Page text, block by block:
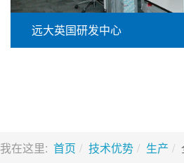
远大英国研发中心
我在这里: 首页 技术优势 生产